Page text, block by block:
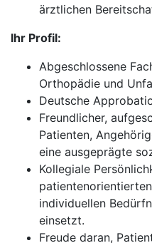
ärztlichen
Ihr Profil:
Abgeschlossene
Orthopädie und
Deutsche
Freundlicher,
Patienten,
eine ausgeprägte
Kollegiale
individuellen
einsetzt.
Freude daran,